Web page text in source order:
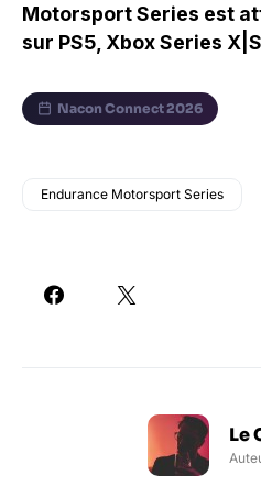
Motorsport Series est
sur PS5, Xbox Series
Nacon Connect 2026
Endurance Motorsport Series
Le